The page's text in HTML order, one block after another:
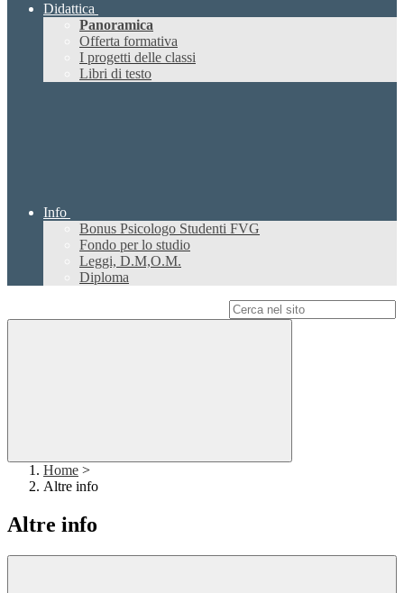
Didattica
Panoramica
Offerta formativa
I progetti delle classi
Libri di testo
Info
Bonus Psicologo Studenti FVG
Fondo per lo studio
Leggi, D.M,O.M.
Diploma
Home >
Altre info
Altre info